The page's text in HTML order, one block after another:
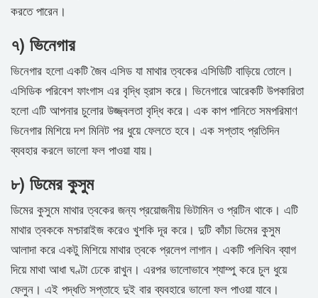
করতে পারেন।
৭) ভিনেগার
ভিনেগার হলো একটি জৈব এসিড যা মাথার ত্বকের এসিডিটি বাড়িয়ে তোলে।
এসিডিক পরিবেশ ফাংগাস এর বৃদ্ধি হ্রাস করে। ভিনেগারে আরেকটি উপকারিতা
হলো এটি আপনার চুলোর উজ্জ্বলতা বৃদ্ধি করে। এক কাপ পানিতে সমপরিমাণ
ভিনেগার মিশিয়ে দশ মিনিট পর ধুয়ে ফেলতে হবে। এক সপ্তাহ প্রতিদিন
ব্যবহার করলে ভালো ফল পাওয়া যায়।
৮) ডিমের কুসুম
ডিমের কুসুমে মাথার ত্বকের জন্য প্রয়োজনীয় ভিটামিন ও প্রটিন থাকে। এটি
মাথার ত্বককে মশ্চারাইজ করেও খুশকি দূর করে। দুটি কাঁচা ডিমের কুসুম
আলাদা করে একটু মিশিয়ে মাথার ত্বকে প্রলেপ লাগান। একটি পলিথিন ব্যাগ
দিয়ে মাথা আধা ঘণ্টা ঢেকে রাখুন। এরপর ভালোভাবে শ্যাম্পু করে চুল ধুয়ে
ফেলুন। এই পদ্ধতি সপ্তাহে দুই বার ব্যবহারে ভালো ফল পাওয়া যাবে।